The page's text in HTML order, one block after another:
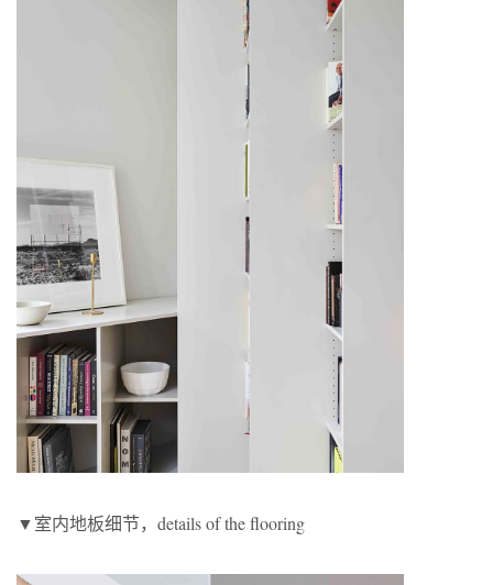
▼室内地板细节，details of the flooring